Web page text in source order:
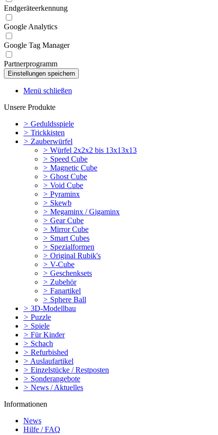
Endgeräteerkennung
Google Analytics
Google Tag Manager
Partnerprogramm
Menü schließen
Unsere Produkte
> Geduldsspiele
> Trickkisten
> Zauberwürfel
> Würfel 2x2x2 bis 13x13x13
> Speed Cube
> Magnetic Cube
> Ghost Cube
> Void Cube
> Pyraminx
> Skewb
> Megaminx / Gigaminx
> Gear Cube
> Mirror Cube
> Smart Cubes
> Spezialformen
> Original Rubik's
> V-Cube
> Geschenksets
> Zubehör
> Fanartikel
> Sphere Ball
> 3D-Modellbau
> Puzzle
> Spiele
> Für Kinder
> Schach
> Refurbished
> Auslaufartikel
> Einzelstücke / Restposten
> Sonderangebote
> News / Aktuelles
Informationen
News
Hilfe / FAQ